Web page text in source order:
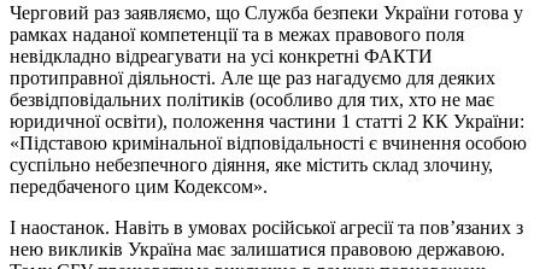
Черговий раз заявляємо, що Служба безпеки України готова у
рамках наданої компетенції та в межах правового поля
невідкладно відреагувати на усі конкретні ФАКТИ
протиправної діяльності. Але ще раз нагадуємо для деяких
безвідповідальних політиків (особливо для тих, хто не має
юридичної освіти), положення частини 1 статті 2 КК України:
«Підставою кримінальної відповідальності є вчинення особою
суспільно небезпечного діяння, яке містить склад злочину,
передбаченого цим Кодексом».
І наостанок. Навіть в умовах російської агресії та пов’язаних з
нею викликів Україна має залишатися правовою державою.